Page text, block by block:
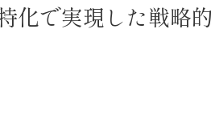
化で実現した戦略的